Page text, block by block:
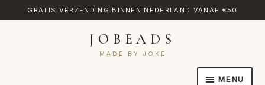
GRATIS VERZENDING BINNEN NEDERLAND VANAF €50
JOBEADS
MADE BY JOKE
MENU